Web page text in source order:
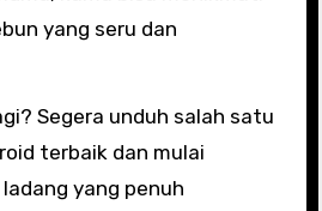
yang seru dan
Segera unduh salah satu
terbaik dan mulai
yang penuh